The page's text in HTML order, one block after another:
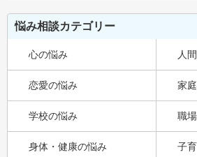
悩み相談カテゴリー
心の悩み 人
恋愛の悩み 家
学校の悩み 職
身体・健康の悩み 子